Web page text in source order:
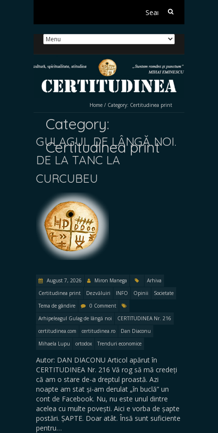
Search
Home / Category: Certitudinea print
Category:
Certitudinea print
GULAGUL DE LÂNGĂ NOI.
DE LA TANC LA
CURCUBEU
August 7, 2026 Miron Manega
Arhiva
Certitudinea print
Dezvăluiri INFO Opinii
Societate
Tema de gândire
0 Comment
Arhipeleagul Gulag de lângă noi
CERTITUDINEA Nr. 216
certitudinea.com
certitudinea.ro
Dan Diaconu
Mihaela Lupu
ortodox Trenduri economice
Autor: DAN DIACONU Articol apărut în
CERTITUDINEA Nr. 216 Vă rog să mă credeți
că am o stare de-a dreptul proastă. Azi
noapte am stat și-am derulat „în buclă” un
cont de Facebook. Nu, nu este unul dintre
acelea cu multe povești. Aici e vorba de șapte
postări. ȘAPTE. Doar atât. Însă sunt suficiente
pentru…